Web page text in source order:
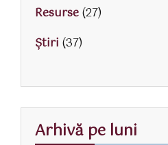
Resurse(27)
Știri (37)
Arhivă pe luni